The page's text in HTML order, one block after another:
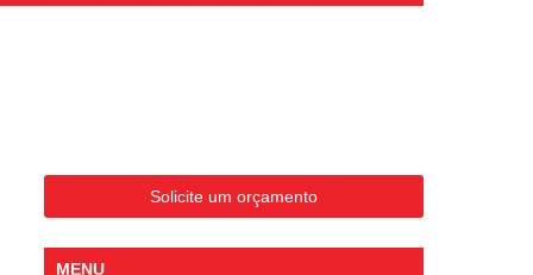
Térmico para Data Center
Energética Térmica para Data Center
Solicite um orçamento
MENU